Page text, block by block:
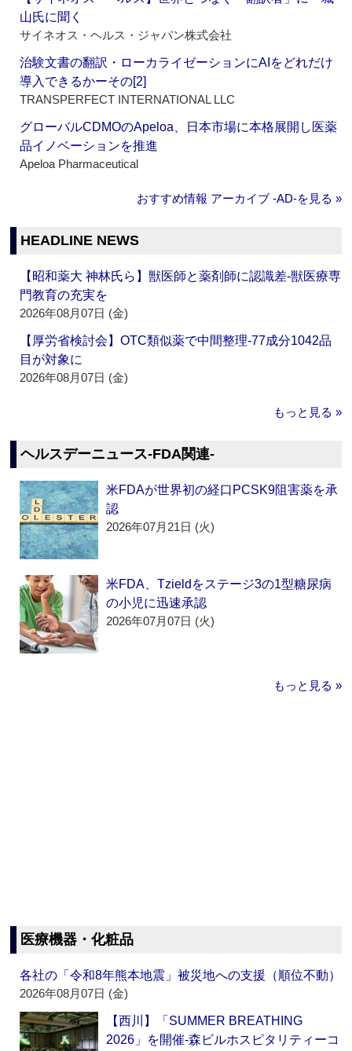
山氏に聞く
サイネオス・ヘルス・ジャパン株式会社
治験文書の翻訳・ローカライゼーションにAIをどれだけ
導入できるかーその[2]
TRANSPERFECT INTERNATIONAL LLC
グローバルCDMOのApeloa、日本市場に本格展開し医薬
品イノベーションを推進
Apeloa Pharmaceutical
おすすめ情報 アーカイブ ‐AD‐を見る »
HEADLINE NEWS
【昭和薬大 神林氏ら】獣医師と薬剤師に認識差‐獣医療専
門教育の充実を
2026年08月07日 (金)
【厚労省検討会】OTC類似薬で中間整理‐77成分1042品
目が対象に
2026年08月07日 (金)
もっと見る »
ヘルスデーニュース‐FDA関連‐
米FDAが世界初の経口PCSK9阻害薬を承
認
2026年07月21日 (火)
米FDA、Tzieldをステージ3の1型糖尿病
の小児に迅速承認
2026年07月07日 (火)
もっと見る »
医療機器・化粧品
各社の「令和8年熊本地震」被災地への支援（順位不動）
2026年08月07日 (金)
【西川】「SUMMER BREATHING
2026」を開催‐森ビルホスピタリティーコ